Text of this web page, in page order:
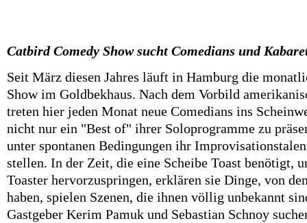
Catbird Comedy Show sucht Comedians und
Seit März diesen Jahres läuft in Hamburg die
Show im Goldbekhaus. Nach dem Vorbild
treten hier jeden Monat neue Comedians ins
nicht nur ein "Best of" ihrer Soloprogramme zu
unter spontanen Bedingungen ihr
stellen. In der Zeit, die eine Scheibe Toast benötigt,
Toaster hervorzuspringen, erklären sie Dinge, von
haben, spielen Szenen, die ihnen völlig unbekannt
Gastgeber Kerim Pamuk und Sebastian Schnoy